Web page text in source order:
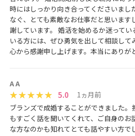
時にはしっかり向き合ってくださいまし
なぐ、とても素敵なお仕事だと思います
謝しています。 婚活を始めるか迷って
いる方には、ぜひ勇気を出して相談して
心から感謝申し上げます。本当にありが
A A
5.0
1ヵ月前
ブランズで成婚することができました。
もすごく話を聞いてくれて、ご自身のお
な方なのかも知れてとても話やすい方で